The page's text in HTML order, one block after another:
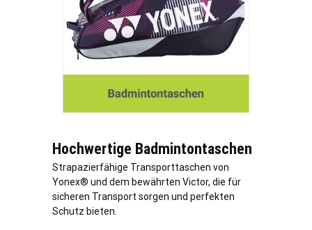
Hochwertige Badmintontaschen
Strapazierfähige Transporttaschen von
Yonex® und dem bewährten Victor, die für
sicheren Transport sorgen und perfekten
Schutz bieten.